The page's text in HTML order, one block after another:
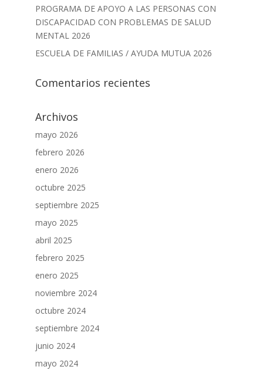
PROGRAMA DE APOYO A LAS PERSONAS CON
DISCAPACIDAD CON PROBLEMAS DE SALUD
MENTAL 2026
ESCUELA DE FAMILIAS / AYUDA MUTUA 2026
Comentarios recientes
Archivos
mayo 2026
febrero 2026
enero 2026
octubre 2025
septiembre 2025
mayo 2025
abril 2025
febrero 2025
enero 2025
noviembre 2024
octubre 2024
septiembre 2024
junio 2024
mayo 2024